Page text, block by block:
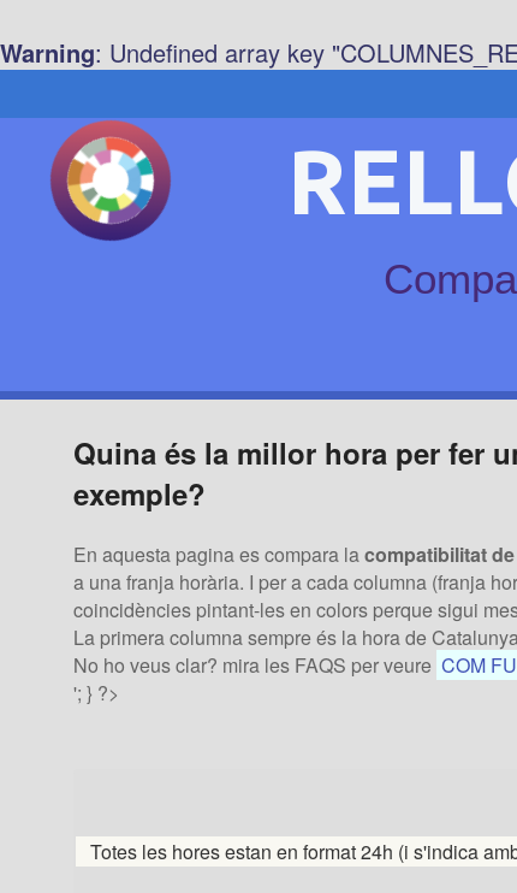
Warning: Undefined array key
Quina és la millor hora per fer
exemple?
En aquesta pagina es compara lacompatibilitat
a una franja horària. I per a cada columna (franja
coincidències pintant-les en colors perque sigui
La primera columna sempre és la hora de
No ho veus clar? mira les FAQS per veure COM
'; } ?>
Totes les hores estan en format 24h (i s'indica